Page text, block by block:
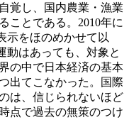
覚し、国内農業・漁業
ことである。2010年に
示をほのめかせて以
動はあっても、対象と
の中で日本経済の基本
出てこなかった。国際
は、信じられないほど
点で過去の無策のつけ